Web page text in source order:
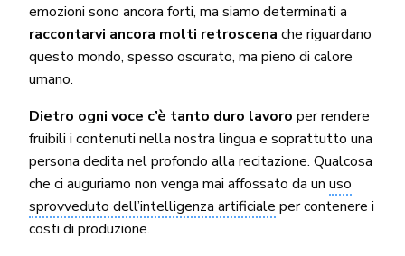
emozioni sono ancora forti, ma siamo determinati a
raccontarvi ancora molti retroscena che riguardano
questo mondo, spesso oscurato, ma pieno di calore
umano.
Dietro ogni voce c’è tanto duro lavoro per rendere
fruibili i contenuti nella nostra lingua e soprattutto una
persona dedita nel profondo alla recitazione. Qualcosa
che ci auguriamo non venga mai affossato da unuso
sprovveduto dell’intelligenza artificiale per contenere i
costi di produzione.